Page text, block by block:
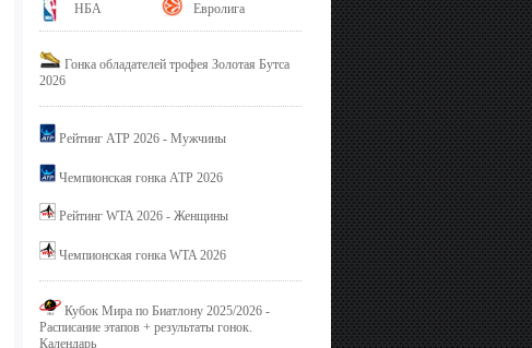
НБА Евролига
Гонка обладателей трофея Золотая Бутса
2026
Рейтинг ATP 2026 - Мужчины
Чемпионская гонка ATP 2026
Рейтинг WTA 2026 - Женщины
Чемпионская гонка WTA 2026
Кубок Мира по Биатлону 2025/2026 -
Расписание этапов + результаты гонок.
Календарь